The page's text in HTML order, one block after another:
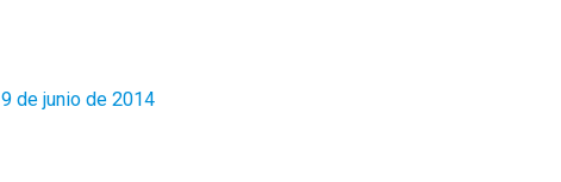
9 de junio de 2014